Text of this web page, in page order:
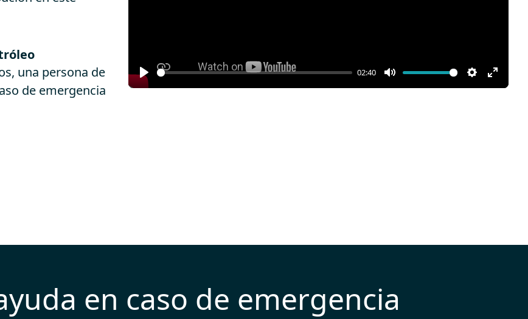
una persona de
de emergencia
Play
02:40
Mute Settings
Enter
en caso de emergencia